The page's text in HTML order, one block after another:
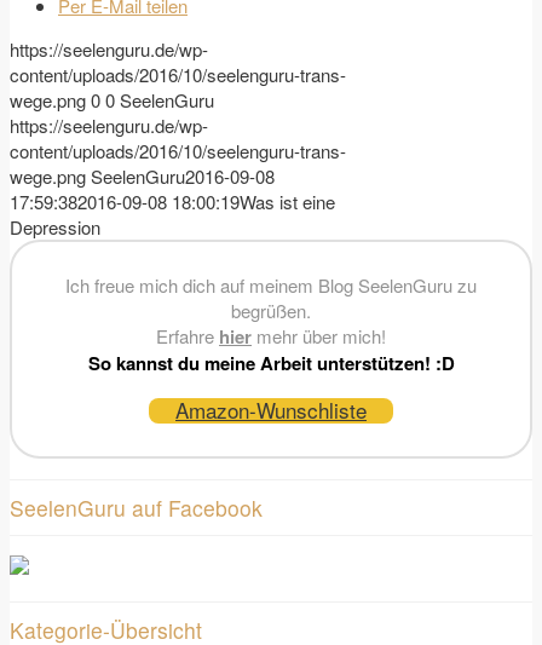
Per E-Mail teilen
https://seelenguru.de/wp-
content/uploads/2016/10/seelenguru-trans-
wege.png00SeelenGuru
https://seelenguru.de/wp-
content/uploads/2016/10/seelenguru-trans-
wege.pngSeelenGuru2016-09-08
17:59:382016-09-08 18:00:19Was ist eine
Depression
Ich freue mich dich auf meinem Blog SeelenGuru zu
begrüßen.
Erfahre hier mehr über mich!
So kannst du meine Arbeit unterstützen! :D
Amazon-Wunschliste
SeelenGuru auf Facebook
Kategorie-Übersicht